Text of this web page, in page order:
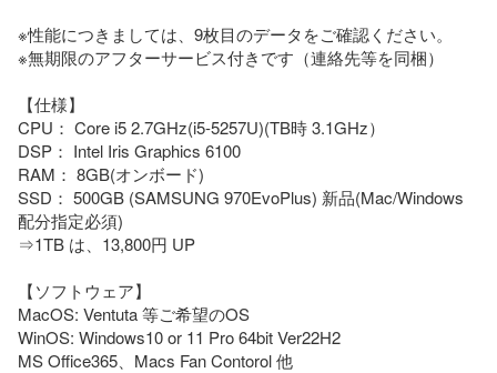
※性能につきましては、9枚目のデータをご確認ください。
※無期限のアフターサービス付きです（連絡先等を同梱）
【仕様】
CPU： Core i5 2.7GHz(i5-5257U)(TB時 3.1GHz）
DSP： Intel Iris Graphics 6100
RAM： 8GB(オンボード)
SSD： 500GB (SAMSUNG 970EvoPlus) 新品(Mac/Windows
配分指定必須)
⇒1TB は、13,800円 UP
【ソフトウェア】
MacOS: Ventuta 等ご希望のOS
WinOS: Windows10 or 11 Pro 64bit Ver22H2
MS Office365、Macs Fan Contorol 他